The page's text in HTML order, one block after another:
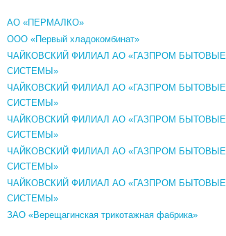
АО «ПЕРМАЛКО»
ООО «Первый хладокомбинат»
ЧАЙКОВСКИЙ ФИЛИАЛ АО «ГАЗПРОМ БЫТОВЫЕ
СИСТЕМЫ»
ЧАЙКОВСКИЙ ФИЛИАЛ АО «ГАЗПРОМ БЫТОВЫЕ
СИСТЕМЫ»
ЧАЙКОВСКИЙ ФИЛИАЛ АО «ГАЗПРОМ БЫТОВЫЕ
СИСТЕМЫ»
ЧАЙКОВСКИЙ ФИЛИАЛ АО «ГАЗПРОМ БЫТОВЫЕ
СИСТЕМЫ»
ЧАЙКОВСКИЙ ФИЛИАЛ АО «ГАЗПРОМ БЫТОВЫЕ
СИСТЕМЫ»
ЗАО «Верещагинская трикотажная фабрика»